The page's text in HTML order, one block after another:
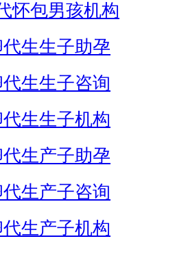
怀包男孩机构
生生子助孕
生生子咨询
生生子机构
生产子助孕
生产子咨询
生产子机构